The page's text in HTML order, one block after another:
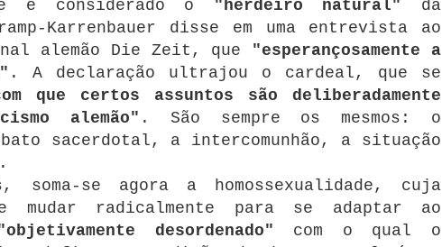
é considerado o
"herdeiro natural"
da
Karrenbauer disse em uma entrevista ao
alemão Die Zeit, que "esperançosamente a
.
A declaração ultrajou o cardeal, que se
que certos assuntos são deliberadamente
alemão" .
São sempre os mesmos: o
sacerdotal, a intercomunhão, a situação
soma-se agora a homossexualidade, cuja
mudar radicalmente para se adaptar ao
desordenado" com o qual o